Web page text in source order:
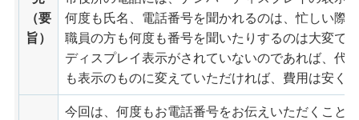
（要
旨）
何度も氏名、電話番号を聞かれるのは、忙しい際
職員の方も何度も番号を聞いたりするのは大変で
ディスプレイ表示がされていないのであれば、代
も表示のものに変えていただければ、費用は安く
今回は、何度もお電話番号をお伝えいただくこと